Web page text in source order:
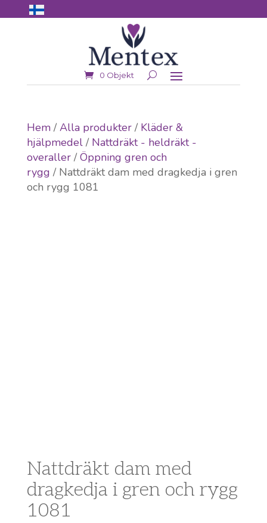
0 Objekt
Hem/Alla produkter/ Kläder &
hjälpmedel/ Nattdräkt - heldräkt -
overaller/Öppning gren och
rygg / Nattdräkt dam med dragkedja i gren
och rygg 1081
Nattdräkt dam med
dragkedja i gren och rygg
1081